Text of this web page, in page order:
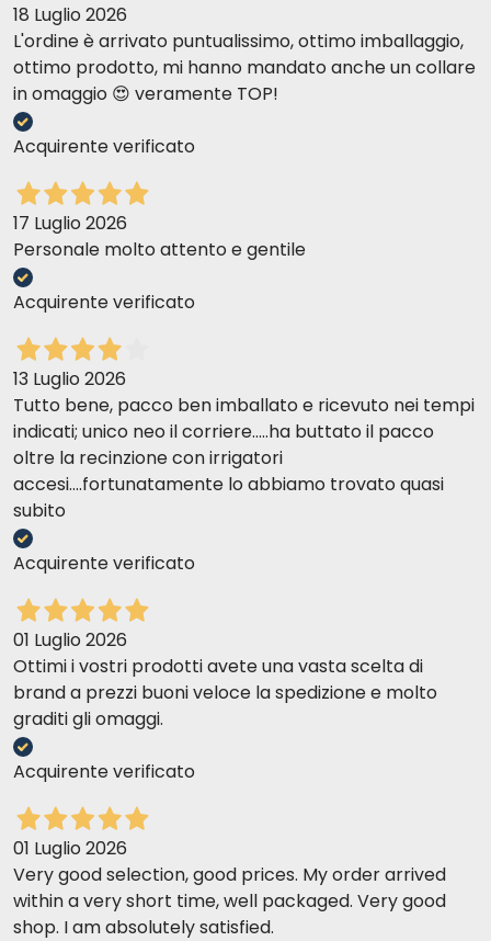
18 Luglio 2026
L'ordine è arrivato puntualissimo, ottimo imballaggio,
ottimo prodotto, mi hanno mandato anche un collare
in omaggio 😍 veramente TOP!
Acquirente verificato
17 Luglio 2026
Personale molto attento e gentile
Acquirente verificato
13 Luglio 2026
Tutto bene, pacco ben imballato e ricevuto nei tempi
indicati; unico neo il corriere.....ha buttato il pacco
oltre la recinzione con irrigatori
accesi....fortunatamente lo abbiamo trovato quasi
subito
Acquirente verificato
01 Luglio 2026
Ottimi i vostri prodotti avete una vasta scelta di
brand a prezzi buoni veloce la spedizione e molto
graditi gli omaggi.
Acquirente verificato
01 Luglio 2026
Very good selection, good prices. My order arrived
within a very short time, well packaged. Very good
shop. I am absolutely satisfied.